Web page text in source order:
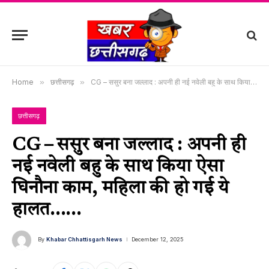
Home » छत्तीसगढ़ » CG – ससुर बना जल्लाद : अपनी ही नई नवेली बहु के साथ किया ऐसा घिनौना काम, महिला की हो गई ये हालत……
छत्तीसगढ़
CG – ससुर बना जल्लाद : अपनी ही
नई नवेली बहु के साथ किया ऐसा
घिनौना काम, महिला की हो गई ये
हालत……
By Khabar Chhattisgarh News December 12, 2025